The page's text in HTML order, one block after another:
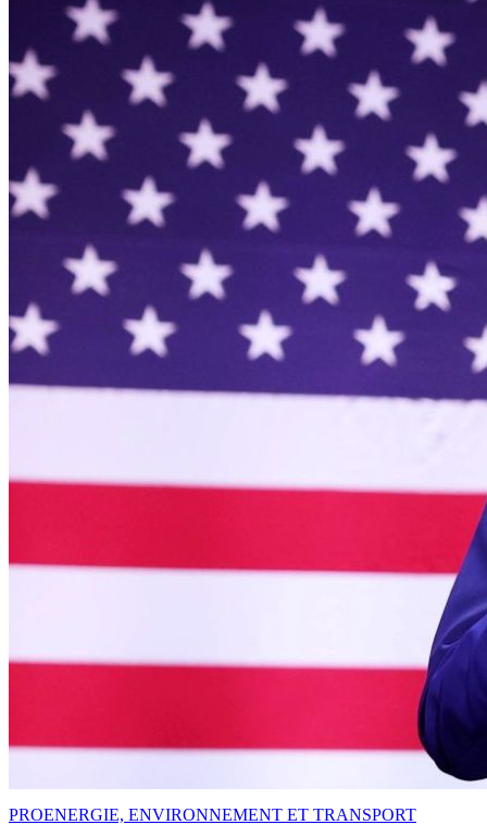
PROENERGIE, ENVIRONNEMENT ET TRANSPORT